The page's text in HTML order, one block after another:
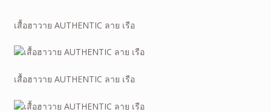
เสื้อฮาวาย AUTHENTIC ลาย เรือ
เสื้อฮาวาย AUTHENTIC ลาย เรือ